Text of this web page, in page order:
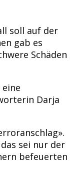
soll auf der
gab es
Schäden
Darja
sei nur der
befeuerten